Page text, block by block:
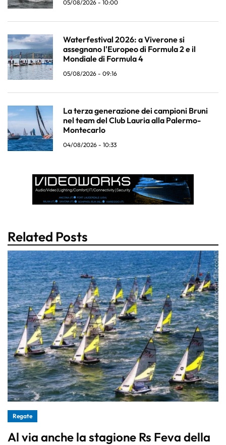
05/08/2026 - 10:00
Waterfestival 2026: a Viverone si
assegnano l'Europeo di Formula 2 e il
Mondiale di Formula 4
05/08/2026 - 09:16
La terza generazione dei campioni Bruni
nel team del Club Lauria alla Palermo-
Montecarlo
04/08/2026 - 10:33
Related Posts
Regate
Al via anche la stagione Rs Feva della